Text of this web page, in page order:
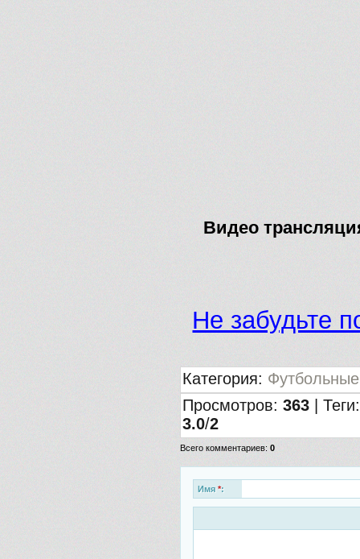
Видео
Не забудьте
Категория:
Просмотров: 363 Теги
3.0/2
Всего комментариев: 0
Имя *: